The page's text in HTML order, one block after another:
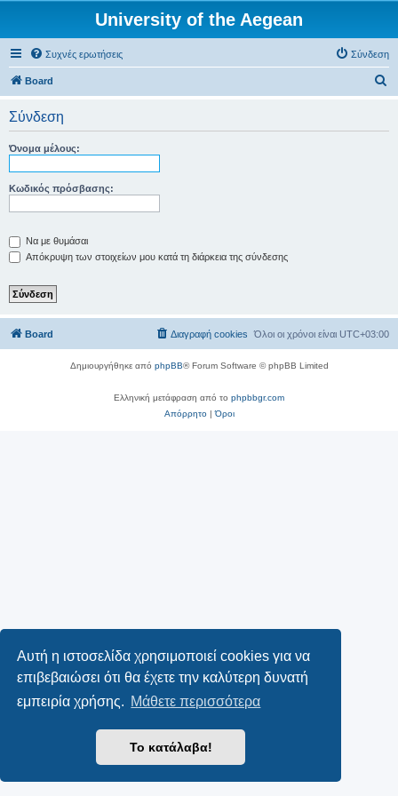
Αυτή η ιστοσελίδα χρησιμοποιεί cookies για να
επιβεβαιώσει ότι θα έχετε την καλύτερη δυνατή
εμπειρία χρήσης. Μάθετε περισσότερα
Το κατάλαβα!
University of the Aegean
Συχνές ερωτήσεις Σύνδεση
Board
Σύνδεση
Όνομα μέλους:
Κωδικός πρόσβασης:
Να με θυμάσαι
Απόκρυψη των στοιχείων μου κατά τη διάρκεια της σύνδεσης
Board Όλοι οι χρόνοι είναι UTC+03:00
Διαγραφή cookies
Δημιουργήθηκε από phpBB® Forum Software © phpBB Limited
Ελληνική μετάφραση από το phpbbgr.com
Απόρρητο|Όροι